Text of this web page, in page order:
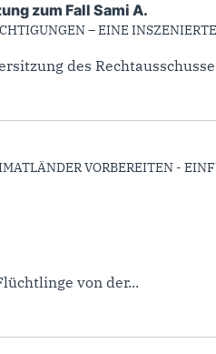
zum Fall Sami A.
– EINE
des
VORBEREITEN -
von der...